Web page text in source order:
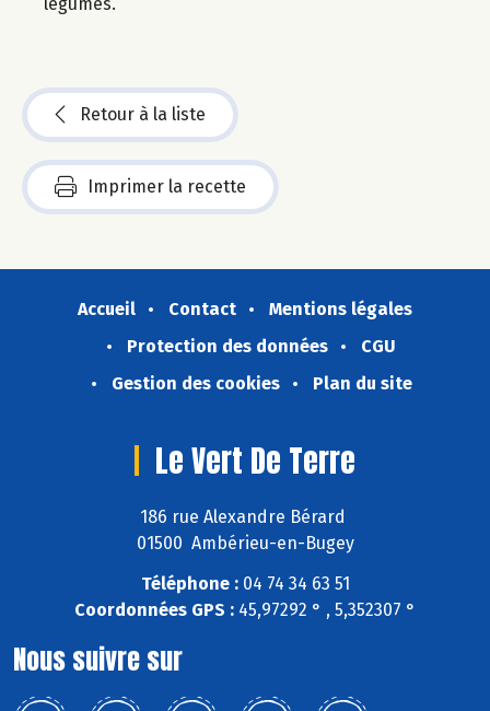
Retour à la liste
Imprimer la recette
Accueil Contact
Mentions légales
Protection des données
CGU
Gestion des cookies
Plan du site
Le Vert De Terre
186 rue Alexandre Bérard
01500 Ambérieu-en-Bugey
Téléphone :04 74 34 63 51
Coordonnées GPS : 45,97292 ° , 5,352307 °
Nous suivre sur